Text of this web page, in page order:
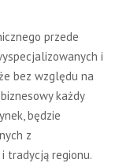
przede
i
bez względu na
każdy
będzie
z
tradycją regionu.